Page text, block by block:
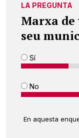
LA PREGUNTA
Marxa de
seu
Sí
No
En aquesta